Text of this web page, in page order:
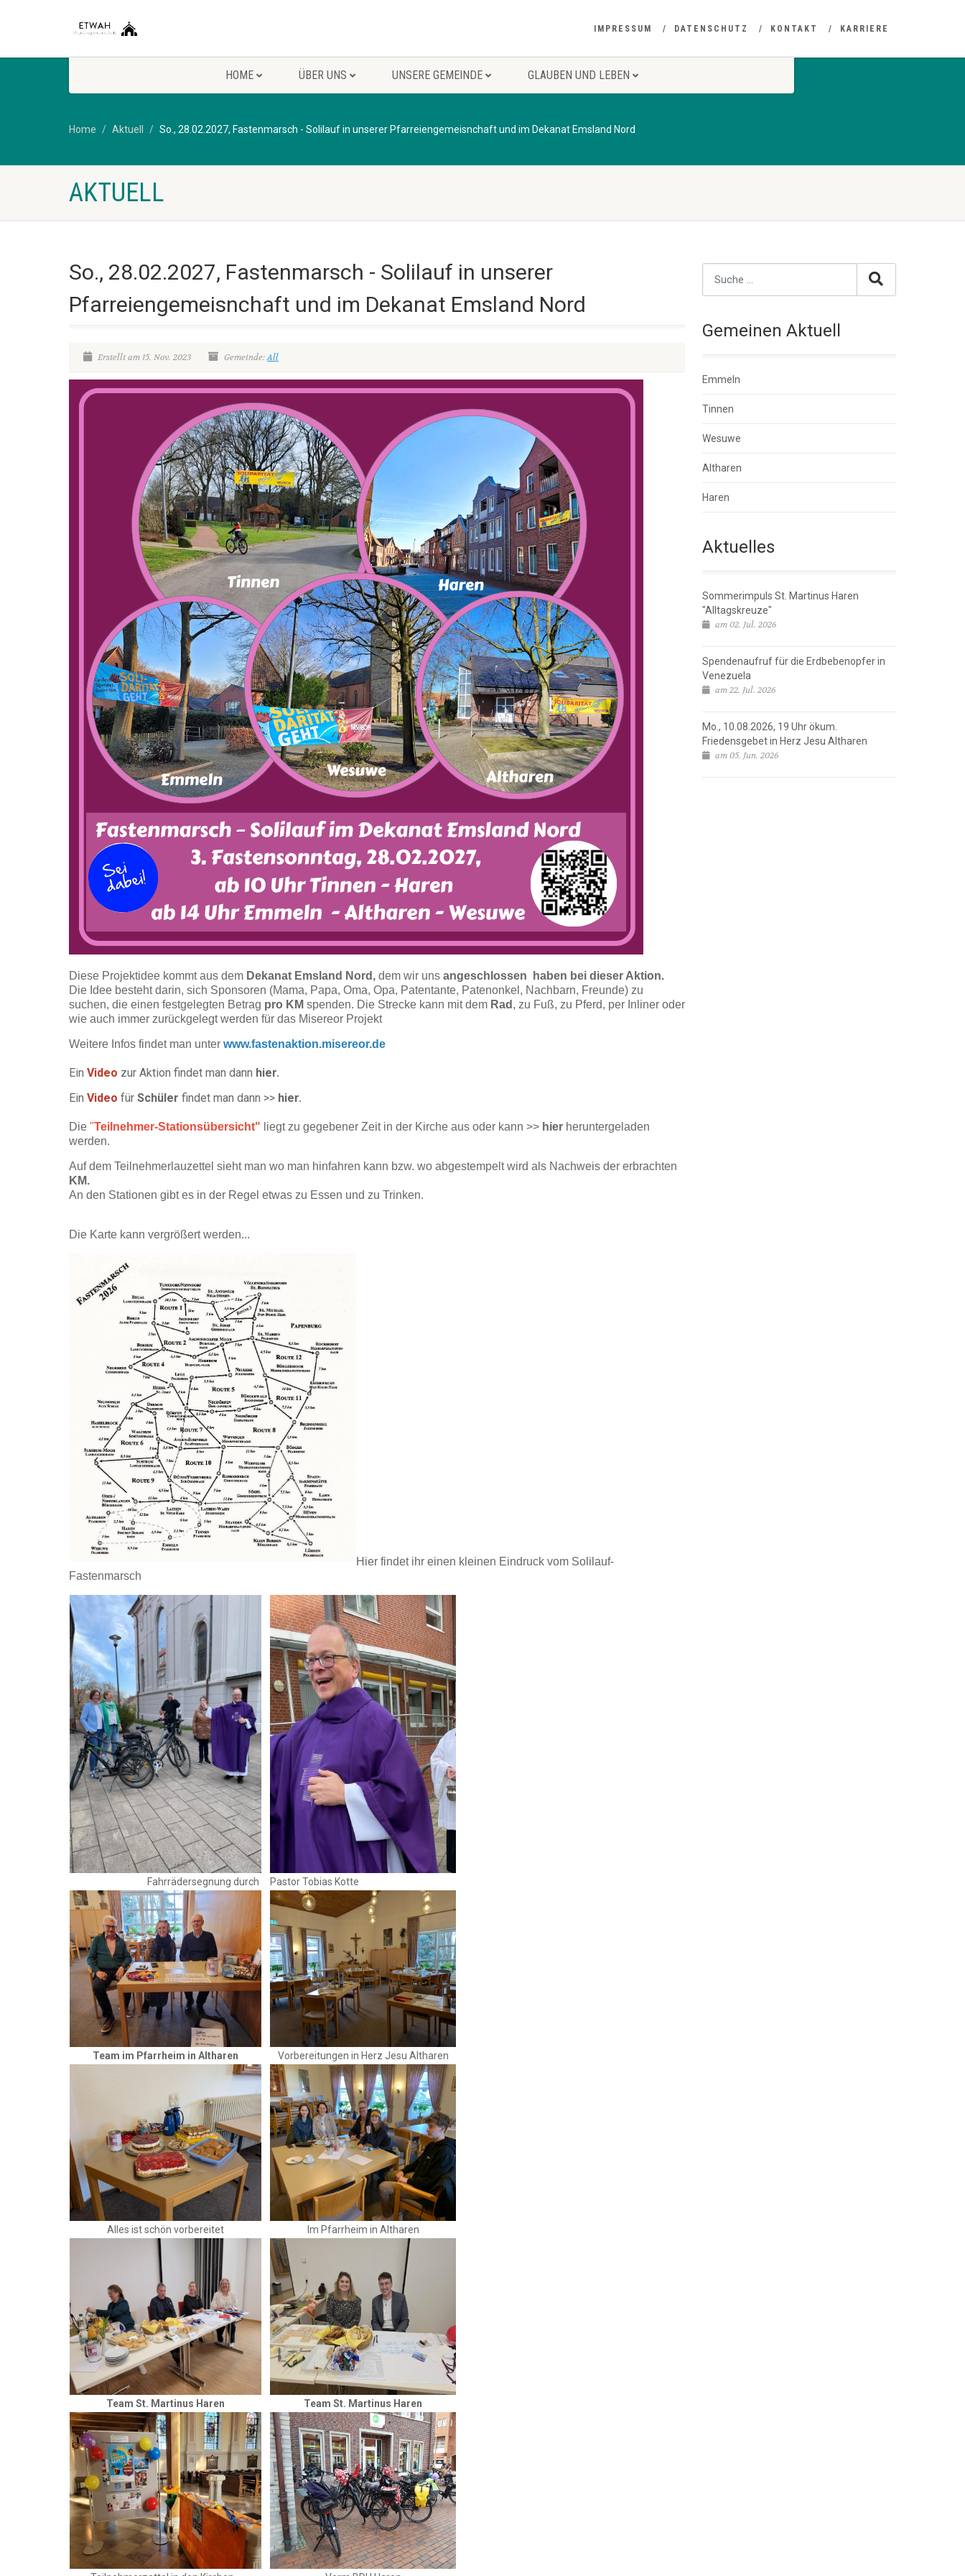
IMPRESSUM DATENSCHUTZ KONTAKT KARRIERE
HOME ÜBER UNS UNSERE GEMEINDE GLAUBEN UND LEBEN
Home Aktuell So., 28.02.2027, Fastenmarsch - Solilauf in unserer Pfarreiengemeisnchaft und im Dekanat Emsland Nord
AKTUELL
So., 28.02.2027, Fastenmarsch - Solilauf in unserer
Pfarreiengemeisnchaft und im Dekanat Emsland Nord
Erstellt am 15. Nov. 2023 Gemeinde:All
Diese Projektidee kommt aus dem Dekanat Emsland Nord, dem wir uns angeschlossen haben bei dieser Aktion.
Die Idee besteht darin, sich Sponsoren (Mama, Papa, Oma, Opa, Patentante, Patenonkel, Nachbarn, Freunde) zu
suchen, die einen festgelegten Betrag pro KM spenden. Die Strecke kann mit dem Rad , zu Fuß, zu Pferd, per Inliner oder
wie auch immer zurückgelegt werden für das Misereor Projekt
Weitere Infos findet man unter www.fastenaktion.misereor.de
Ein Video zur Aktion findet man dann hier.
Ein Video für Schüler findet man dann >> hier.
Die "Teilnehmer-Stationsübersicht" liegt zu gegebener Zeit in der Kirche aus oder kann >> hier heruntergeladen
werden.
Auf dem Teilnehmerlauzettel sieht man wo man hinfahren kann bzw. wo abgestempelt wird als Nachweis der erbrachten
KM.
An den Stationen gibt es in der Regel etwas zu Essen und zu Trinken.
Die Karte kann vergrößert werden...
Hier findet ihr einen kleinen Eindruck vom Solilauf-
Fastenmarsch
Fahrrädersegnung durch Pastor Tobias Kotte
Team im Pfarrheim in Altharen Vorbereitungen in Herz Jesu Altharen
Alles ist schön vorbereitet Im Pfarrheim in Altharen
Team St. Martinus Haren Team St. Martinus Haren
Gemeinen Aktuell
Emmeln
Tinnen
Wesuwe
Altharen
Haren
Aktuelles
Sommerimpuls St. Martinus Haren
"Alltagskreuze"
am 02. Jul. 2026
Spendenaufruf für die Erdbebenopfer in
Venezuela
am 22. Jul. 2026
Mo., 10.08.2026, 19 Uhr ökum.
Friedensgebet in Herz Jesu Altharen
am 05. Jun. 2026